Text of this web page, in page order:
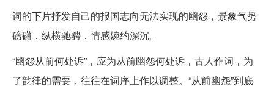
词的下片抒发自己的报国志向无法实现的幽怨，景象气势
磅礴，纵横驰骋，情感婉约深沉。
“幽怨从前何处诉”，应为从前幽怨何处诉，古人作词，为
了韵律的需要，往往在词序上作以调整。“从前幽怨”到底